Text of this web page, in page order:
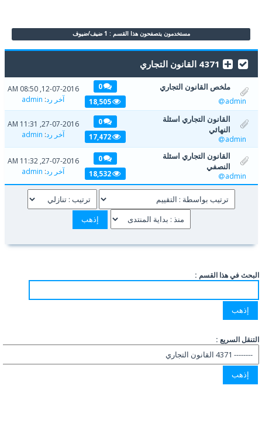
مستخدمون يتصفحون هذا القسم : 1 ضيف/ضيوف
4371 القانون التجاري
ملخص القانون التجاري
admin
0
18,505
12-07-2016, 08:50 AM
آخر رد:
admin
القانون التجاري اسئلة
النهائي
admin
0
17,472
27-07-2016, 11:31 AM
آخر رد:
admin
القانون التجاري اسئلة
النصفي
admin
0
18,532
27-07-2016, 11:32 AM
آخر رد:
admin
البحث في هذا القسم :
التنقل السريع :